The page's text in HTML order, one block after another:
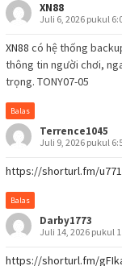
XN88
Juli 6, 2026 pukul
XN88 có hệ thống
thông tin người chơi,
trọng. TONY07-05
Balas
Terrence1045
Juli 9, 2026 pukul
https://shorturl.fm/
Balas
Darby1773
Juli 14, 2026 pukul
https://shorturl.fm/